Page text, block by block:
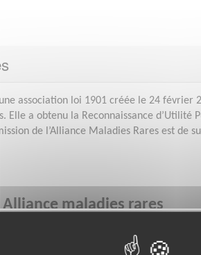
association loi 1901 créée le 24 février
Elle a obtenu la Reconnaissance d’Utilité
de l’Alliance Maladies Rares est de
Alliance maladies rares